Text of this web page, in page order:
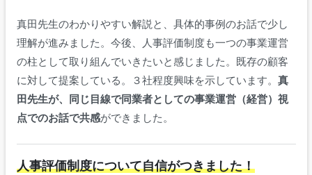
真田先生のわかりやすい解説と、具体的事例のお話で少し
理解が進みました。今後、人事評価制度も一つの事業運営
の柱として取り組んでいきたいと感じました。既存の顧客
に対して提案している。３社程度興味を示しています。 真
田先生が、同じ目線で同業者としての事業運営（経営）視
点でのお話で共感ができました。
人事評価制度について自信がつきました！